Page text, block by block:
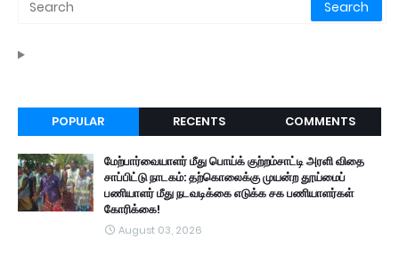
POPULAR RECENTS COMMENTS
மேற்பார்வையாளர் மீது பொய்க் குற்றம்சாட்டி அரளி விதை
சாப்பிட்டு நாடகம்: தற்கொலைக்கு முயன்ற தூய்மைப்
பணியாளர் மீது நடவடிக்கை எடுக்க சக பணியாளர்கள்
கோரிக்கை!
August 03, 2026